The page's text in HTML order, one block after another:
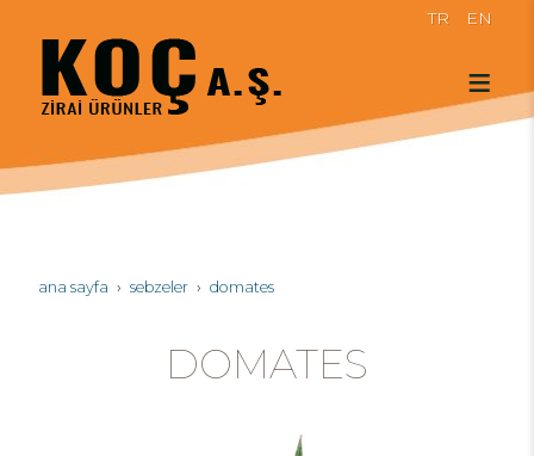
TR EN
ana sayfa sebzeler domates
DOMATES